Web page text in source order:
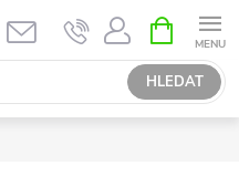
HLEDAT
NÁKUPNÍ
KOŠÍK